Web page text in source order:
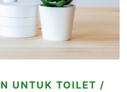
UNTUK TOILET /